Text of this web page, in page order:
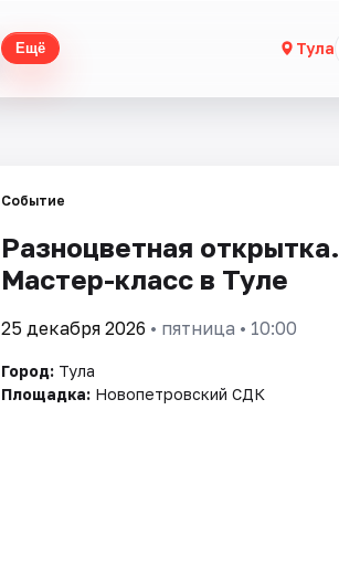
Ещё Тула
Событие
Разноцветная открытка.
Мастер-класс в Туле
25 декабря 2026 • пятница • 10:00
Город: Тула
Площадка: Новопетровский СДК